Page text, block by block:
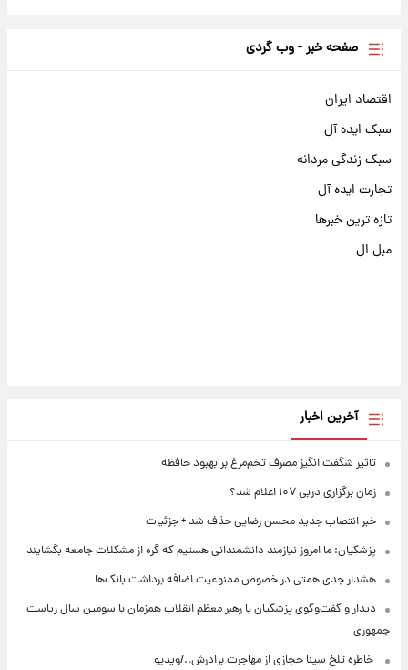
صفحه خبر - وب گردی
اقتصاد ایران
سبک ایده آل
سبک زندگی مردانه
تجارت ایده آل
تازه ترین خبرها
مبل ال
آخرین اخبار
تاثیر شگفت انگیز مصرف تخم‌مرغ بر بهبود حافظه
زمان برگزاری دربی ۱۰۷ اعلام شد؟
خبر انتصاب جدید محسن رضایی حذف شد + جزئیات
پزشکیان: ما امروز نیازمند دانشمندانی هستیم که گره از مشکلات جامعه بگشایند
هشدار جدی همتی در خصوص ممنوعیت اضافه ‌برداشت بانک‌ها
دیدار و گفت‌وگوی پزشکیان با رهبر معظم انقلاب همزمان با سومین سال ریاست
جمهوری
⁨ خاطره تلخ سینا حجازی از مهاجرت برادرش../ویدیو